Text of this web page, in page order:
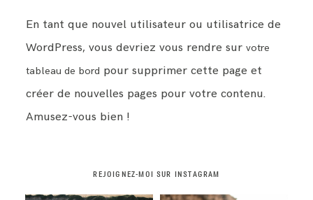
En tant que nouvel utilisateur ou utilisatrice de
WordPress, vous devriez vous rendre survotre
tableau de bord pour supprimer cette page et
créer de nouvelles pages pour votre contenu.
Amusez-vous bien !
REJOIGNEZ-MOI SUR INSTAGRAM